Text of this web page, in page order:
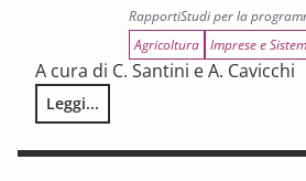
RapportiStudi per la
Agricoltura Imprese e
A cura di C. Santini e A. Cavicchi
Leggi...
Imprenditorialità e innovazione